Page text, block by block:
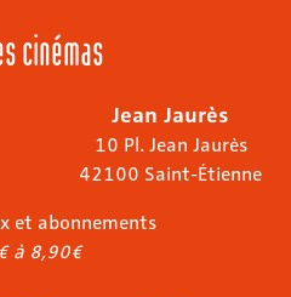
cinémas
Jean Jaurès
10 Pl. Jean Jaurès
42100 Saint-Étienne
et abonnements
à 8,90€